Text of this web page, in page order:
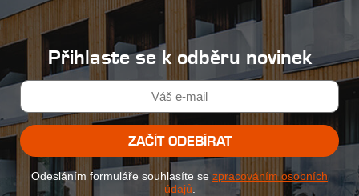
Přihlaste se k odběru novinek
ZAČÍT ODEBÍRAT
Odesláním formuláře souhlasíte se zpracováním osobních
údajů